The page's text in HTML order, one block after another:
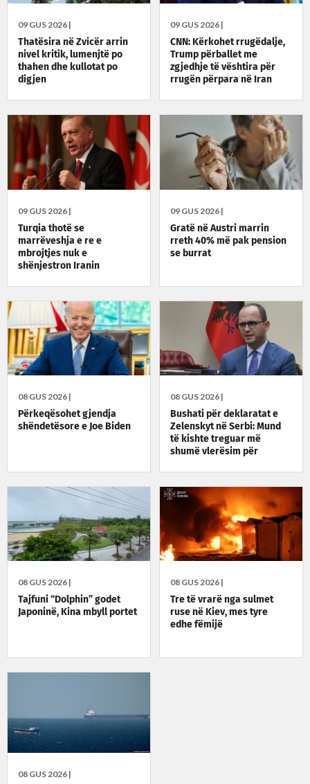
09 GUS 2026 |
Thatësira në Zvicër arrin
nivel kritik, lumenjtë po
thahen dhe kullotat po
digjen
09 GUS 2026 |
CNN: Kërkohet rrugëdalje,
Trump përballet me
zgjedhje të vështira për
rrugën përpara në Iran
09 GUS 2026 |
Turqia thotë se
marrëveshja e re e
mbrojtjes nuk e
shënjestron Iranin
09 GUS 2026 |
Gratë në Austri marrin
rreth 40% më pak pension
se burrat
08 GUS 2026 |
Përkeqësohet gjendja
shëndetësore e Joe Biden
08 GUS 2026 |
Bushati për deklaratat e
Zelenskyt në Serbi: Mund
të kishte treguar më
shumë vlerësim për
08 GUS 2026 |
Tajfuni “Dolphin” godet
Japoninë, Kina mbyll portet
08 GUS 2026 |
Tre të vrarë nga sulmet
ruse në Kiev, mes tyre
edhe fëmijë
08 GUS 2026 |